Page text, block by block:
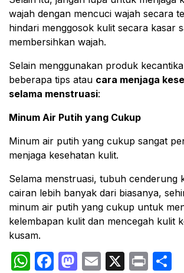
wajah dengan mencuci wajah secara
hindari menggosok kulit secara kasar
membersihkan wajah.
Selain menggunakan produk
beberapa tips atau cara menjaga
selama menstruasi:
Minum Air Putih yang Cukup
Minum air putih yang cukup sangat
menjaga kesehatan kulit.
Selama menstruasi, tubuh cenderung
cairan lebih banyak dari biasanya,
minum air putih yang cukup untuk
kelembapan kulit dan mencegah kulit
kusam.
WhatsApp
Facebook
Mastodon
Email
X Print